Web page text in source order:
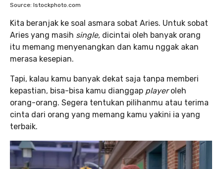
Source: Istockphoto.com
Kita beranjak ke soal asmara sobat Aries. Untuk sobat
Aries yang masih single, dicintai oleh banyak orang
itu memang menyenangkan dan kamu nggak akan
merasa kesepian.
Tapi, kalau kamu banyak dekat saja tanpa memberi
kepastian, bisa-bisa kamu dianggap playeroleh
orang-orang. Segera tentukan pilihanmu atau terima
cinta dari orang yang memang kamu yakini ia yang
terbaik.